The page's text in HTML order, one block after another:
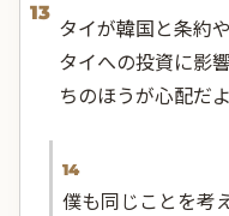
13
タイが韓国と条約
タイへの投資に影
ちのほうが心配だよ
14
僕も同じことを考